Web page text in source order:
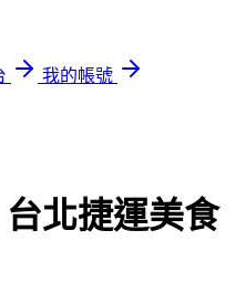
我的帳號
台北捷運美食